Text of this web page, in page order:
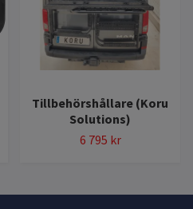
Tillbehörshållare (Koru
Solutions)
6 795 kr